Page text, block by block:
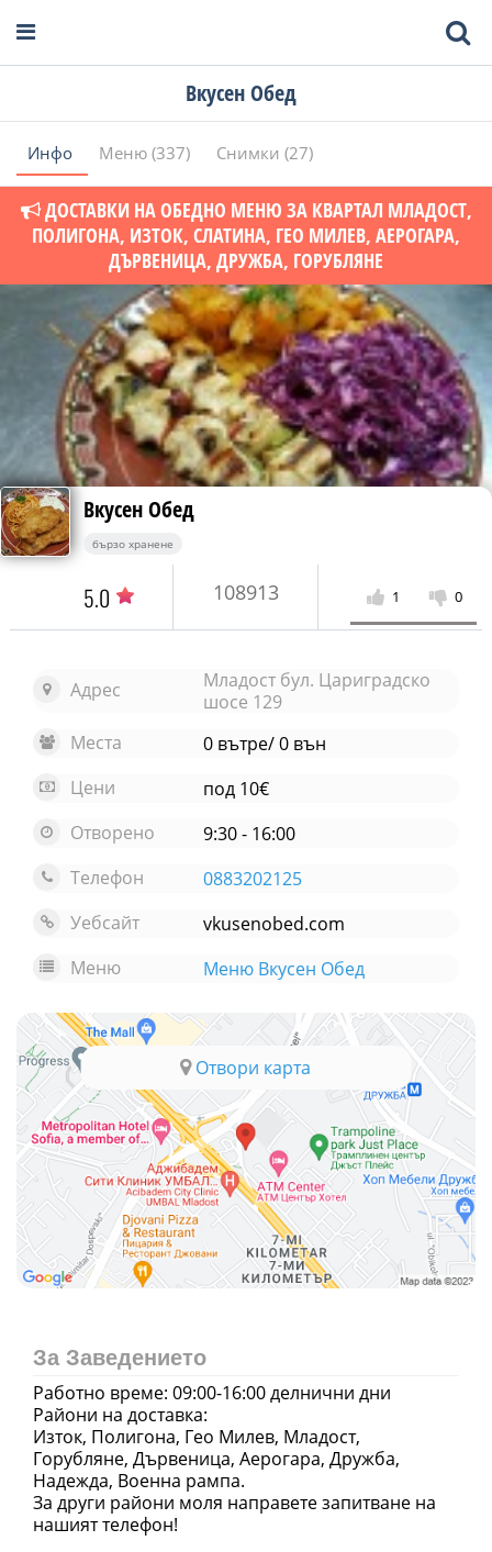
Вкусен Обед
Инфо Меню (337) Снимки (27)
ДОСТАВКИ НА ОБЕДНО МЕНЮ ЗА КВАРТАЛ МЛАДОСТ,
ПОЛИГОНА, ИЗТОК, СЛАТИНА, ГЕО МИЛЕВ, АЕРОГАРА,
ДЪРВЕНИЦА, ДРУЖБА, ГОРУБЛЯНE
Вкусен Обед
бързо хранене
5.0 108913 1 0
Адрес
Младост бул. Цариградско
шосе 129
Места
0 вътре/ 0 вън
Цени
под 10€
Отворено
9:30 - 16:00
Телефон
0883202125
Уебсайт
vkusenobed.com
Меню
Меню Вкусен Обед
Отвори карта
За Заведението
Работно време: 09:00-16:00 делнични дни
Райони на доставка:
Изток, Полигона, Гео Милев, Младост,
Горубляне, Дървеница, Аерогара, Дружба,
Надежда, Военна рампа.
За други райони моля направете запитване на
нашият телефон!